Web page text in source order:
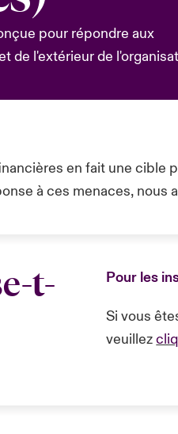
pour répondre aux
de l'extérieur de
en fait une cible
à ces menaces,
t-
Pour les
Si vous
veuillez